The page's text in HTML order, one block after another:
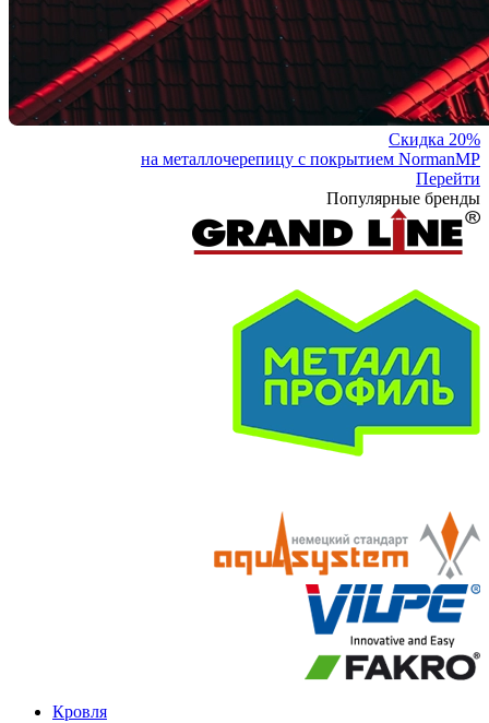
Скидка 20%
на металлочерепицу с покрытием NormanMP
Перейти
Популярные бренды
Кровля